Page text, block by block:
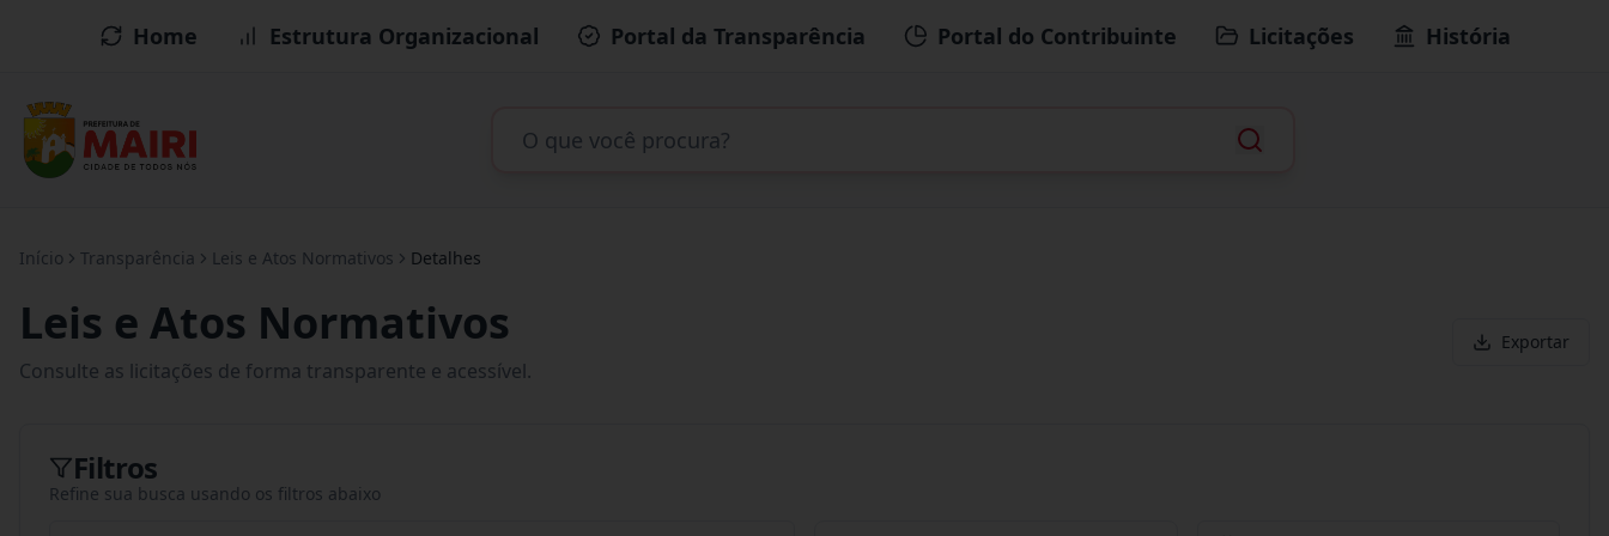
Home Estrutura Organizacional Portal da Transparência Portal do Contribuinte Licitações História
Início Transparência Leis e Atos Normativos Detalhes
Leis e Atos Normativos
Consulte as licitações de forma transparente e acessível.
Exportar
Filtros
Refine sua busca usando os filtros abaixo